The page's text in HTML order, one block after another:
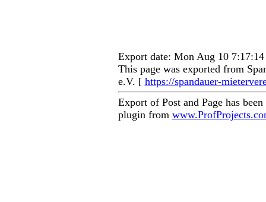
Export date: Mon Aug 10
This page was exported from
e.V. [ https://spandauer-
Export of Post and Page has
plugin from